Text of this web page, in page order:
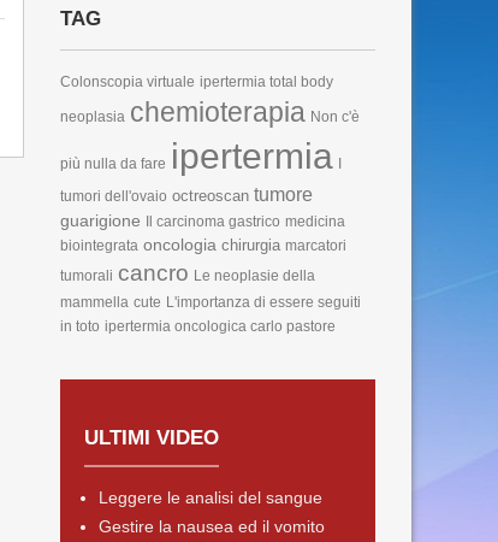
TAG
Colonscopia virtuale ipertermia total body
neoplasia chemioterapia Non c'è
più nulla da fare ipertermia
tumori dell'ovaio octreoscan tumore
guarigione Il carcinoma gastrico medicina
biointegrata oncologia chirurgia marcatori
tumorali cancro Le neoplasie della
mammella cute L'importanza di essere seguiti
in toto ipertermia oncologica carlo pastore
ULTIMI VIDEO
Leggere le analisi del sangue
Gestire la nausea ed il vomito